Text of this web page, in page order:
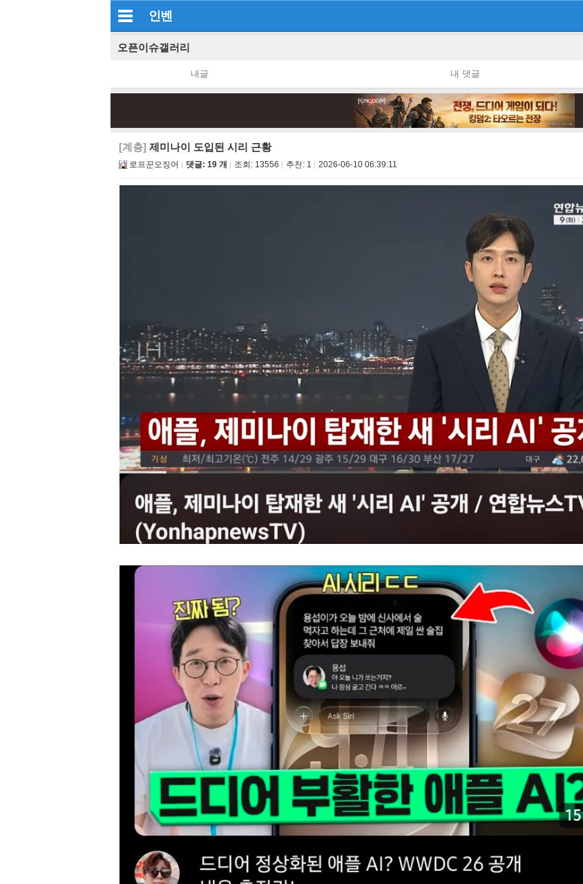
인벤
오픈이슈갤러리
내글 내 댓글
[계층] 제미나이 도입된 시리 근황
로프꾼오징어 댓글: 19 개 조회: 13556 추천: 1 2026-06-10 06:39:11